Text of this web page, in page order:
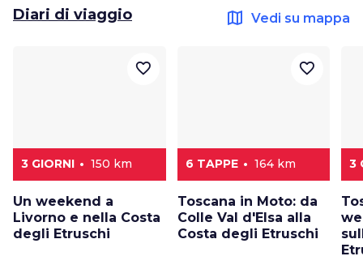
Diari di viaggio map Vedi su mappa
3 GIORNI 150 km
Un weekend a
Livorno e nella Costa
degli Etruschi
favorite_border
6 TAPPE 164 km
Toscana in Moto: da
Colle Val d'Elsa alla
Costa degli Etruschi
favorite_border
3